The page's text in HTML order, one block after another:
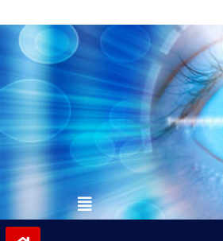
to
contentvinivida.lk